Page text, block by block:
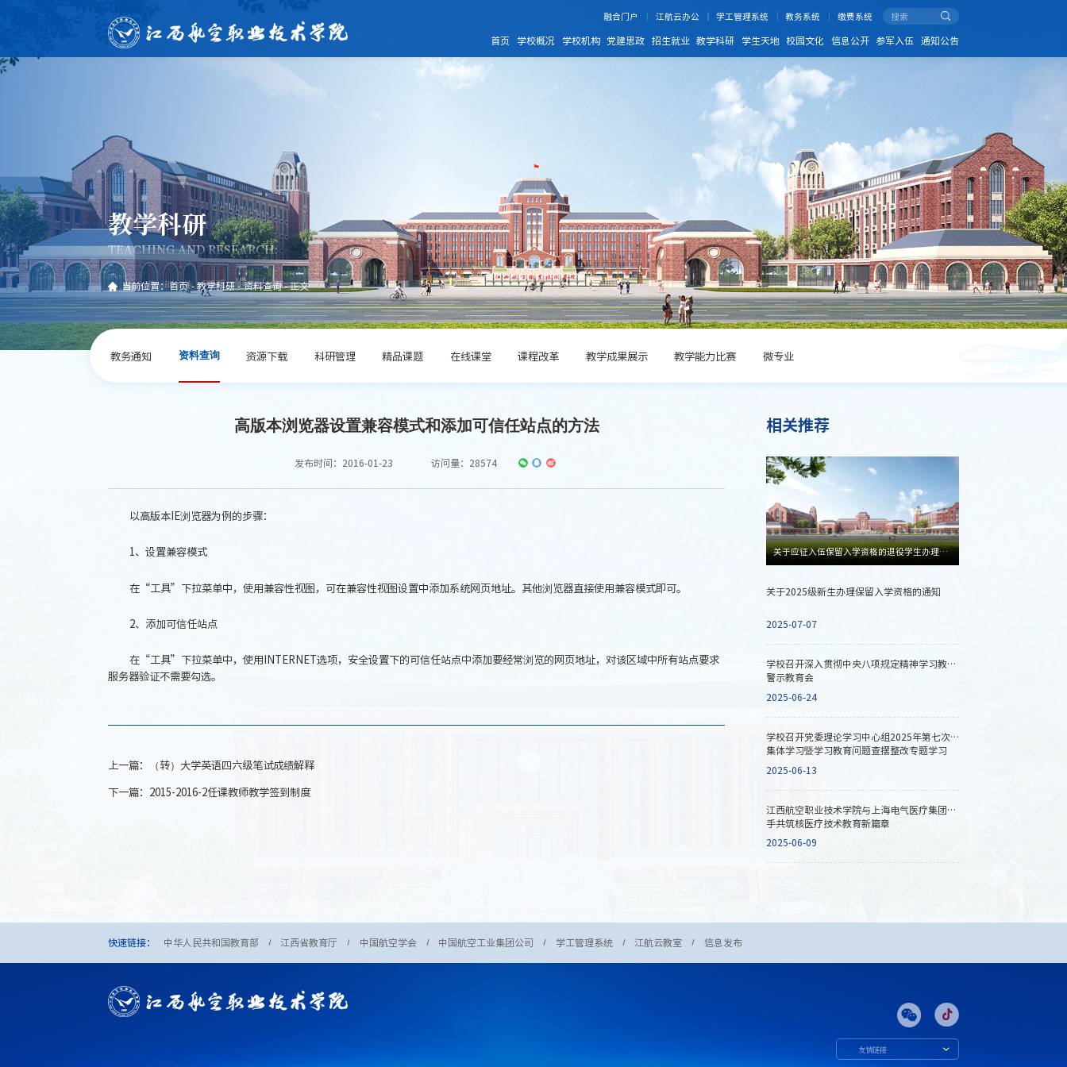
融合门户 江航云办公 学工管理系统 教务系统 缴费系统
首页 学校概况 学校机构 党建思政 招生就业 教学科研 学生天地 校园文化 信息公开 参军入伍 通知公告
教学科研
TEACHING AND RESEARCH;
当前位置：首页-教学科研-资料查询-正文
教务通知 资料查询 资源下载 科研管理 精品课题 在线课堂 课程改革 教学成果展示 教学能力比赛 微专业
高版本浏览器设置兼容模式和添加可信任站点的方法
发布时间：2016-01-23 访问量： 28574
以高版本IE浏览器为例的步骤：
1、设置兼容模式
在“工具”下拉菜单中，使用兼容性视图，可在兼容性视图设置中添加系统网页地址。其他浏览器直接使用兼容模式即可。
2、添加可信任站点
在“工具”下拉菜单中，使用INTERNET选项，安全设置下的可信任站点中添加要经常浏览的网页地址，对该区域中所有站点要求
服务器验证不需要勾选。
上一篇：
（转）大学英语四六级笔试成绩解释
下一篇： 2015-2016-2任课教师教学签到制度
相关推荐
关于应征入伍保留入学资格的退役学生办理2025年入学手续的通知
关于2025级新生办理保留入学资格的通知
2025-07-07
学校召开深入贯彻中央八项规定精神学习教育
警示教育会
2025-06-24
学校召开党委理论学习中心组2025年第七次
集体学习暨学习教育问题查摆整改专题学习
（扩大）会
2025-06-13
江西航空职业技术学院与上海电气医疗集团携
手共筑核医疗技术教育新篇章
2025-06-09
快速链接： 中华人民共和国教育部 江西省教育厅 中国航空学会 中国航空工业集团公司 学工管理系统 江航云教室 信息发布
友情链接